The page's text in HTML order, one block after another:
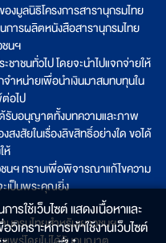
งมูลนิธิโครงการสารานุกรมไทย
การผลิตหนังสือสารานุกรมไทย
ชนฯ
ชาชนทั่วไป โดยจะนำไปแจกจ่ายให้
จำหน่ายเพื่อนำเงินมาสมทบทุนใน
อไป
รับอนุญาตทั้งบทความและภาพ
งสัยในเรื่องลิขสิทธิ์อย่างใด ขอได้
ห้
นฯ ทราบเพื่อพิจารณาแก้ไขความ
เป็นพระคุณยิ่ง
นุกรมไทยสำหรับเยาวชนฯ
รใช้เว็บไซต์ แสดงเนื้อหาและ
คราะห์การเข้าใช้งานเว็บไซต์